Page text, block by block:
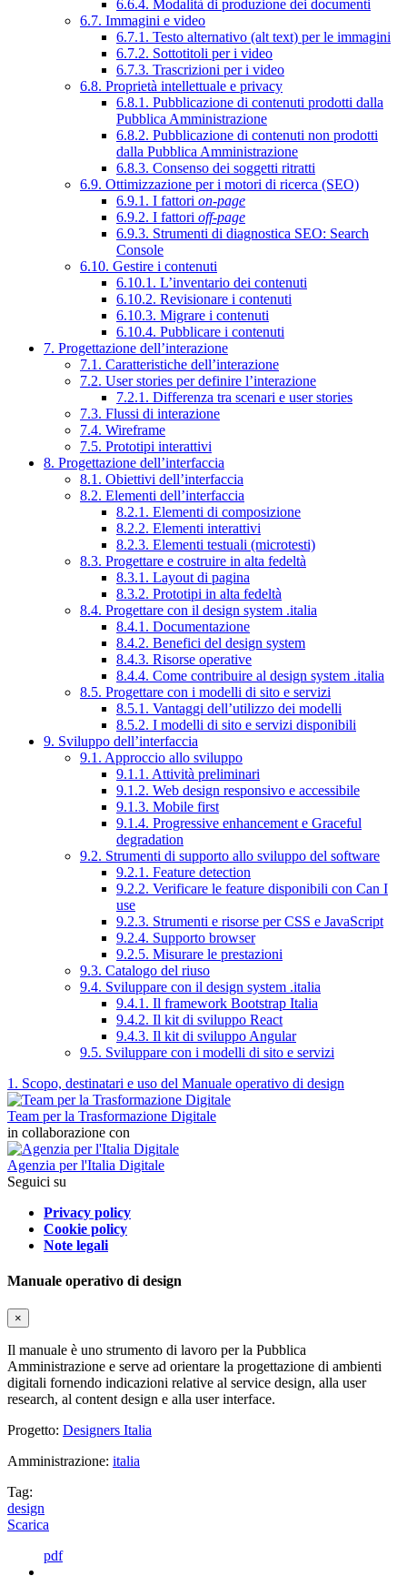
6.6.4. Modalità di produzione dei documenti
6.7. Immagini e video
6.7.1. Testo alternativo (alt text) per le immagini
6.7.2. Sottotitoli per i video
6.7.3. Trascrizioni per i video
6.8. Proprietà intellettuale e privacy
6.8.1. Pubblicazione di contenuti prodotti dalla
Pubblica Amministrazione
6.8.2. Pubblicazione di contenuti non prodotti
dalla Pubblica Amministrazione
6.8.3. Consenso dei soggetti ritratti
6.9. Ottimizzazione per i motori di ricerca (SEO)
6.9.1. I fattori on-page
6.9.2. I fattori off-page
6.9.3. Strumenti di diagnostica SEO: Search
Console
6.10. Gestire i contenuti
6.10.1. L’inventario dei contenuti
6.10.2. Revisionare i contenuti
6.10.3. Migrare i contenuti
6.10.4. Pubblicare i contenuti
7. Progettazione dell’interazione
7.1. Caratteristiche dell’interazione
7.2. User stories per definire l’interazione
7.2.1. Differenza tra scenari e user stories
7.3. Flussi di interazione
7.4. Wireframe
7.5. Prototipi interattivi
8. Progettazione dell’interfaccia
8.1. Obiettivi dell’interfaccia
8.2. Elementi dell’interfaccia
8.2.1. Elementi di composizione
8.2.2. Elementi interattivi
8.2.3. Elementi testuali (microtesti)
8.3. Progettare e costruire in alta fedeltà
8.3.1. Layout di pagina
8.3.2. Prototipi in alta fedeltà
8.4. Progettare con il design system .italia
8.4.1. Documentazione
8.4.2. Benefici del design system
8.4.3. Risorse operative
8.4.4. Come contribuire al design system .italia
8.5. Progettare con i modelli di sito e servizi
8.5.1. Vantaggi dell’utilizzo dei modelli
8.5.2. I modelli di sito e servizi disponibili
9. Sviluppo dell’interfaccia
9.1. Approccio allo sviluppo
9.1.1. Attività preliminari
9.1.2. Web design responsivo e accessibile
9.1.3. Mobile first
9.1.4. Progressive enhancement e Graceful
degradation
9.2. Strumenti di supporto allo sviluppo del software
9.2.1. Feature detection
9.2.2. Verificare le feature disponibili con Can I
use
9.2.3. Strumenti e risorse per CSS e JavaScript
9.2.4. Supporto browser
9.2.5. Misurare le prestazioni
9.3. Catalogo del riuso
9.4. Sviluppare con il design system .italia
9.4.1. Il framework Bootstrap Italia
9.4.2. Il kit di sviluppo React
9.4.3. Il kit di sviluppo Angular
9.5. Sviluppare con i modelli di sito e servizi
1. Scopo, destinatari e uso del Manuale operativo di design
Team per la Trasformazione Digitale
in collaborazione con
Agenzia per l'Italia Digitale
Seguici su
Privacy policy
Cookie policy
Note legali
Manuale operativo di design
×
Il manuale è uno strumento di lavoro per la Pubblica
Amministrazione e serve ad orientare la progettazione di ambienti
digitali fornendo indicazioni relative al service design, alla user
research, al content design e alla user interface.
Progetto: Designers Italia
Amministrazione: italia
Tag:
design
Scarica
pdf